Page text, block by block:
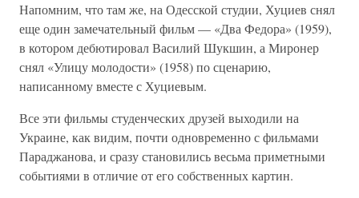
Напомним, что там же, на Одесской студии, Хуциев снял
еще один замечательный фильм — «Два Федора» (1959),
в котором дебютировал Василий Шукшин, а Миронер
снял «Улицу молодости» (1958) по сценарию,
написанному вместе с Хуциевым.
Все эти фильмы студенческих друзей выходили на
Украине, как видим, почти одновременно с фильмами
Параджанова, и сразу становились весьма приметными
событиями в отличие от его собственных картин.